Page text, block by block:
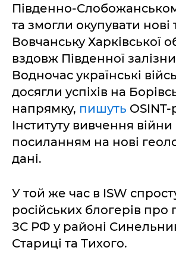
Південно-
та змогли окупувати нові
Вовчанську Харківської
вздовж Південної
Водночас українські
досягли успіхів на
напрямку, пишуть
Інституту вивчення
посиланням на нові
дані.
У той же час в ISW
російських блогерів про
ЗС РФ у районі
Стариці та Тихого.